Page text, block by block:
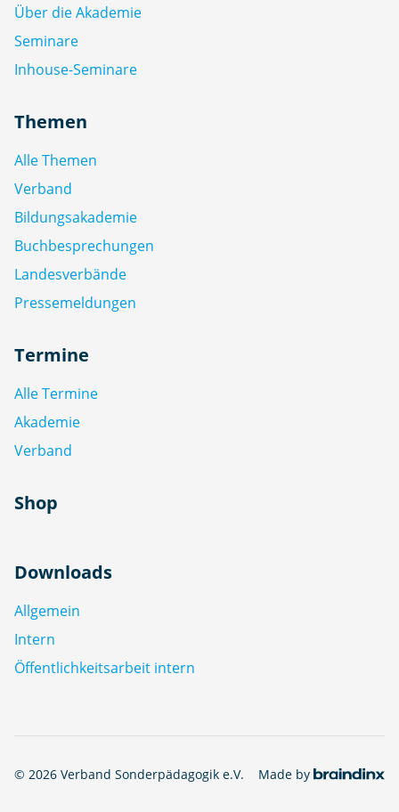
Über die Akademie
Seminare
Inhouse-Seminare
Themen
Alle Themen
Verband
Bildungsakademie
Buchbesprechungen
Landesverbände
Pressemeldungen
Termine
Alle Termine
Akademie
Verband
Shop
Downloads
Allgemein
Intern
Öffentlichkeitsarbeit intern
© 2026 Verband Sonderpädagogik e.V. Made by